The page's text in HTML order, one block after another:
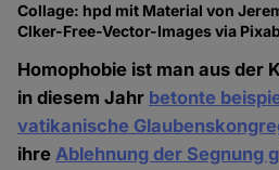
Collage: hpd mit Material von
Clker-Free-Vector-Images via
Homophobie ist man aus der
in diesem Jahr betonte
vatikanische
ihreAblehnung der Segnung